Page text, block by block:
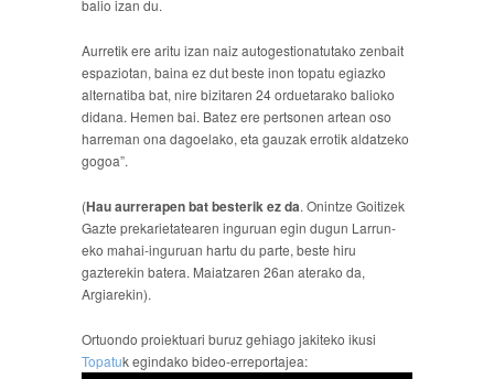
balio izan du.
Aurretik ere aritu izan naiz autogestionatutako zenbait
espaziotan, baina ez dut beste inon topatu egiazko
alternatiba bat, nire bizitaren 24 orduetarako balioko
didana. Hemen bai. Batez ere pertsonen artean oso
harreman ona dagoelako, eta gauzak errotik aldatzeko
gogoa”.
(Hau aurrerapen bat besterik ez da. Onintze Goitizek
Gazte prekarietatearen inguruan egin dugun Larrun-
eko mahai-inguruan hartu du parte, beste hiru
gazterekin batera. Maiatzaren 26an aterako da,
Argiarekin).
Ortuondo proiektuari buruz gehiago jakiteko ikusi
Topatuk egindako bideo-erreportajea: